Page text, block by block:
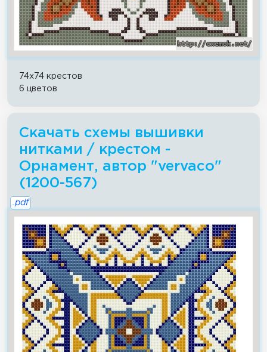
74x74 крестов
6 цветов
Скачать схемы вышивки
нитками / крестом -
Орнамент, автор "vervaco"
(1200-567)
.pdf